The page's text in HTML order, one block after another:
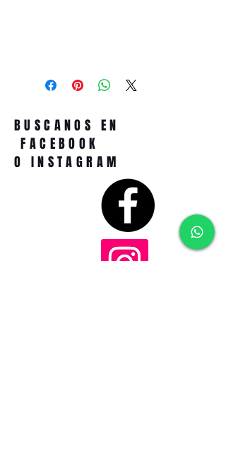
BUSCANOS EN
FACEBOOK
O INSTAGRAM